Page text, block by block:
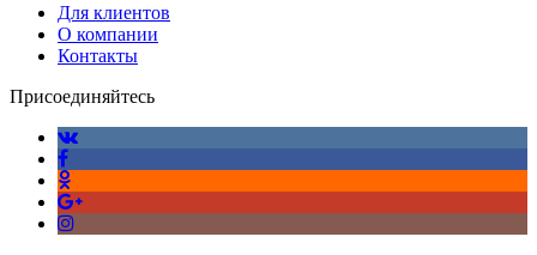
Для клиентов
О компании
Контакты
Присоединяйтесь